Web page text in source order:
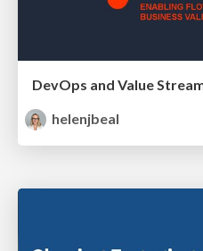
helenjbeal